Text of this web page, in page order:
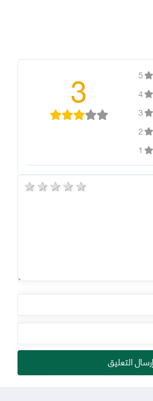
5
4
3
2
1
3
5 stars 4 stars 3 stars 2 stars 1 star
إرسال التعليق